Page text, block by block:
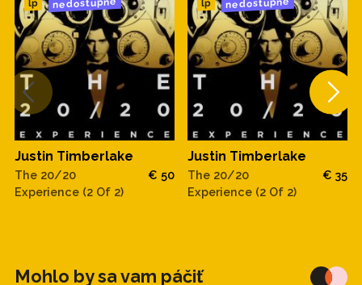
lp nedostupné
Justin Timberlake
The 20/20
Experience (2 Of 2)
€ 50
lp nedostupné
Justin Timberlake
The 20/20
Experience (2 Of 2)
€ 35
Mohlo by sa vam páčiť